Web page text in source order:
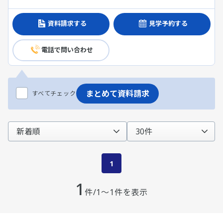
資料請求する 見学予約する
電話で問い合わせ
すべてチェック まとめて資料請求
1 件/1～1件を表示
1